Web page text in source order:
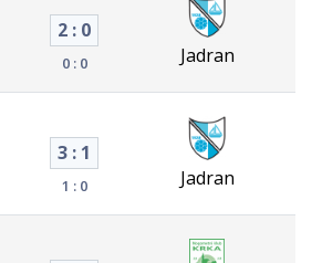
2 : 0
0 : 0 Jadran
3 : 1
1 : 0 Jadran